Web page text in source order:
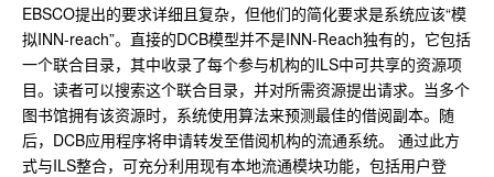
EBSCO提出的要求详细且复杂，但他们的简化要求是系统应该“模
拟INN-reach”。直接的DCB模型并不是INN-Reach独有的，它包括
一个联合目录，其中收录了每个参与机构的ILS中可共享的资源项
目。读者可以搜索这个联合目录，并对所需资源提出请求。当多个
图书馆拥有该资源时，系统使用算法来预测最佳的借阅副本。随
后，DCB应用程序将申请转发至借阅机构的流通系统。 通过此方
式与ILS整合，可充分利用现有本地流通模块功能，包括用户登